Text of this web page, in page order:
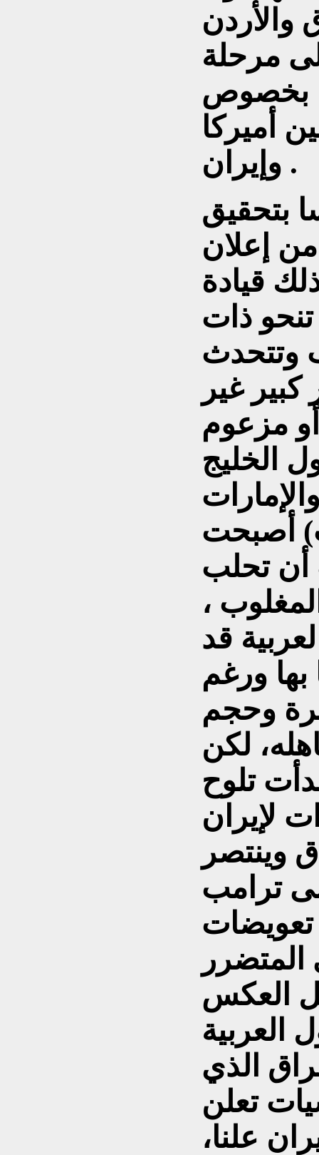
مرحلة
بخصوص
أميركا
وإيران .
بتحقيق
من إعلان
قيادة
ذات
وتتحدث
غير
الخليج
أصبحت
أن تحلب
،
قد
ورغم
وحجم
لكن
تلوح
لإيران
وينتصر
ترامب
تعويضات
المتضرر
العربية
الذي
تعلن
علنا،